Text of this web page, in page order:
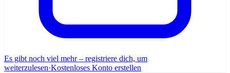
Es gibt noch viel mehr – registriere dich, um
weiterzulesen·Kostenloses Konto erstellen